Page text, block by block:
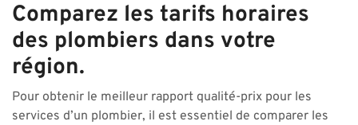
Comparez les tarifs horaires
des plombiers dans votre
région.
Pour obtenir le meilleur rapport qualité-prix pour les
services d’un plombier, il est essentiel de comparer les